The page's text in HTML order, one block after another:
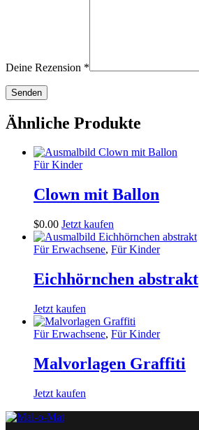
Deine Rezension *
Ähnliche Produkte
Für Kinder
Clown mit Ballon
$0.00 Jetzt kaufen
Für Erwachsene, Für Kinder
Eichhörnchen abstrakt
Jetzt kaufen
Für Erwachsene, Für Kinder
Malvorlagen Graffiti
Jetzt kaufen